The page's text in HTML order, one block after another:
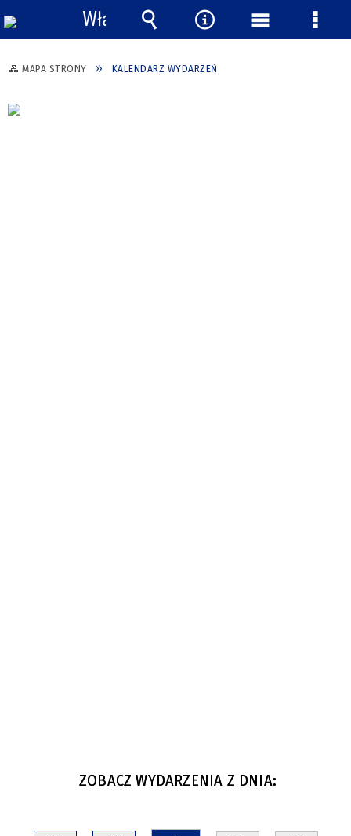
MAPA STRONY KALENDARZ WYDARZEŃ
ZOBACZ WYDARZENIA Z DNIA:
Włącz
powiadomienia
Wyszukiwarka
Narzędzia
Menu Menu